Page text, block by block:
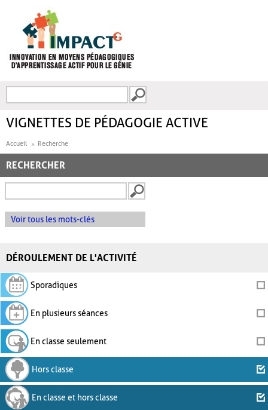
FORMULAIRE DE
VIGNETTES DE PÉDAGOGIE ACTIVE
Accueil Recherche
RECHERCHER
Voir tous les mots-clés
DÉROULEMENT DE L'ACTIVITÉ
Sporadiques
En plusieurs séances
En classe seulement
Hors classe
En classe et hors classe